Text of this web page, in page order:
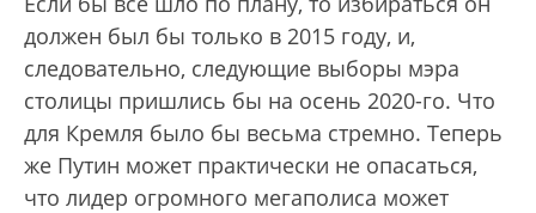
должен был бы только в 2015 году, и,
следовательно, следующие выборы мэра
столицы пришлись бы на осень 2020-го. Что
для Кремля было бы весьма стремно. Теперь
же Путин может практически не опасаться,
что лидер огромного мегаполиса может